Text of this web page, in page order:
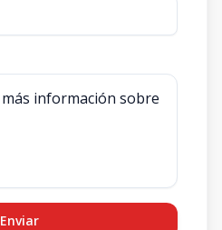
Enviar